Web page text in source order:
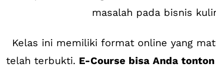
masalah pada bisnis
Kelas ini memiliki format online yang
telah terbukti. E-Course bisa Anda